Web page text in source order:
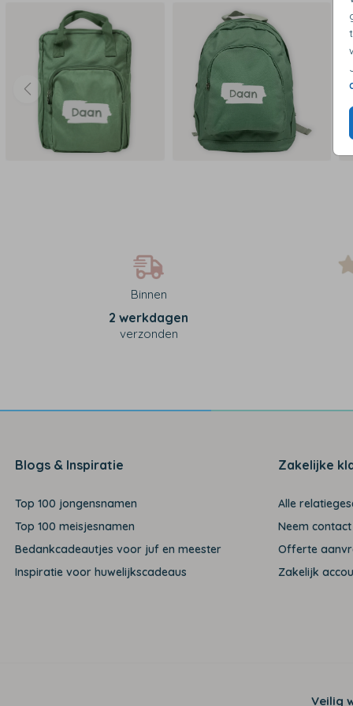
Binnen
2 werkdagen
verzonden
Blogs & Inspiratie
Top 100 jongensnamen
Top 100 meisjesnamen
Bedankcadeautjes voor juf en meester
Inspiratie voor huwelijkscadeaus
Zakelijke
Alle
Neem
Offerte
Zakelijk
Veilig